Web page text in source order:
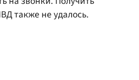
также не удалось.